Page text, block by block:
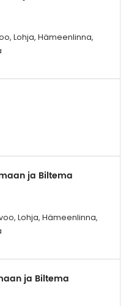
Lohja, Hämeenlinna,
ja Biltema
Lohja, Hämeenlinna,
ja Biltema